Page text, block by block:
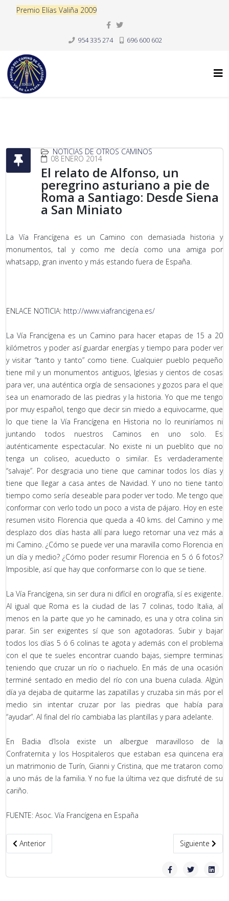
Premio Elías Valiña 2009
954 335 274 696 600 602
NOTICIAS DE OTROS CAMINOS
08 ENERO 2014
El relato de Alfonso, un
peregrino asturiano a pie de
Roma a Santiago: Desde Siena
a San Miniato
La Vía Francígena es un Camino con demasiada historia y
monumentos, tal y como me decía como una amiga por
whatsapp, gran invento y más estando fuera de España.
ENLACE NOTICIA: http://www.viafrancigena.es/
La Vía Francígena es un Camino para hacer etapas de 15 a 20
kilómetros y poder así guardar energías y tiempo para poder ver
y visitar “tanto y tanto” como tiene. Cualquier pueblo pequeño
tiene mil y un monumentos antiguos, Iglesias y cientos de cosas
para ver, una auténtica orgía de sensaciones y gozos para el que
sea un enamorado de las piedras y la historia. Yo que me tengo
por muy español, tengo que decir sin miedo a equivocarme, que
lo que tiene la Vía Francígena en Historia no lo reuniríamos ni
juntando todos nuestros Caminos en uno solo. Es
auténticamente espectacular. No existe ni un pueblito que no
tenga un coliseo, acueducto o similar. Es verdaderamente
“salvaje”. Por desgracia uno tiene que caminar todos los días y
tiene que llegar a casa antes de Navidad. Y uno no tiene tanto
tiempo como sería deseable para poder ver todo. Me tengo que
conformar con verlo todo un poco a vista de pájaro. Hoy en este
resumen visito Florencia que queda a 40 kms. del Camino y me
desplazo dos días hasta allí para luego retornar una vez más a
mi Camino. ¿Cómo se puede ver una maravilla como Florencia en
un día y medio? ¿Cómo poder resumir Florencia en 5 ó 6 fotos?
Imposible, así que hay que conformarse con lo que se tiene.
La Vía Francígena, sin ser dura ni difícil en orografía, sí es exigente.
Al igual que Roma es la ciudad de las 7 colinas, todo Italia, al
menos en la parte que yo he caminado, es una y otra colina sin
parar. Sin ser exigentes sí que son agotadoras. Subir y bajar
todos los días 5 ó 6 colinas te agota y además con el problema
con el que te sueles encontrar cuando bajas, siempre terminas
teniendo que cruzar un río o riachuelo. En más de una ocasión
terminé sentado en medio del río con una buena culada. Algún
día ya dejaba de quitarme las zapatillas y cruzaba sin más por el
medio sin intentar cruzar por las piedras que había para
“ayudar”. Al final del río cambiaba las plantillas y para adelante.
En Badia d’Isola existe un albergue maravilloso de la
Confraternita y los Hospitaleros que estaban esa quincena era
un matrimonio de Turín, Gianni y Cristina, que me trataron como
a uno más de la familia. Y no fue la última vez que disfruté de su
cariño.
FUENTE: Asoc. Vía Francígena en España
Artículo anterior: Se presentará en FITUR el audivisual: Camino
Anterior Artículo
Siguiente